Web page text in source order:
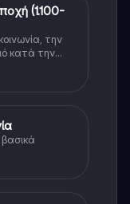
(1.100-
την
κατά την